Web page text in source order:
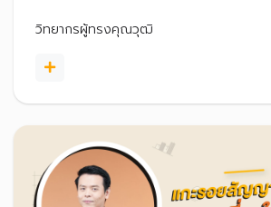
Scores สู่สาธารณะ ตั้งแต่ปี 2569 เป็นต้นไป
วิทยากรผู้ทรงคุณวุฒิ